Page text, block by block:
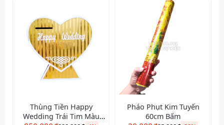
Thùng Tiền Happy
Wedding Trái Tim Màu
Pháo Phụt Kim Tuyến
60cm Bấm